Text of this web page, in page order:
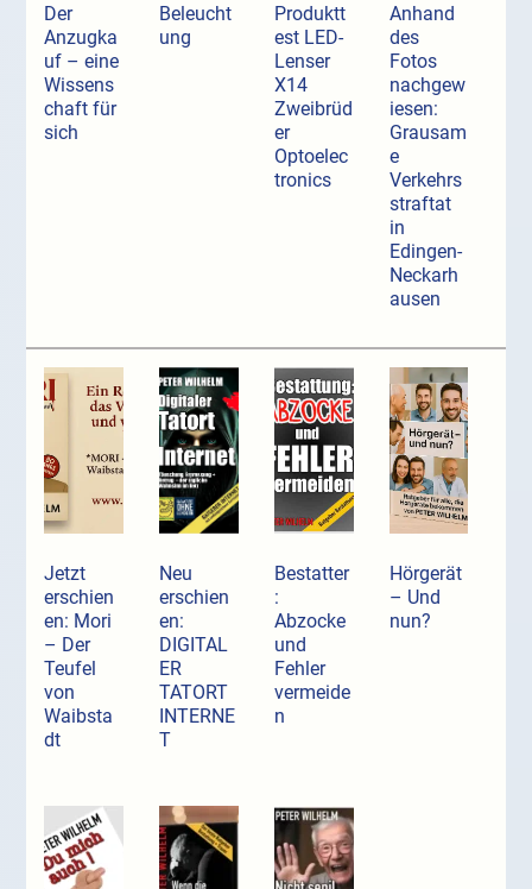
Der
Anzugka
uf ­– eine
Wissens
chaft für
sich
Beleucht
ung
Produktt
est LED-
Lenser
X14
Zweibrüd
er
Optoelec
tronics
Anhand
des
Fotos
nachgew
iesen:
Grausam
e
Verkehrs
straftat
in
Edingen-
Neckarh
ausen
Jetzt
erschien
en: Mori
– Der
Teufel
von
Waibsta
dt
Neu
erschien
en:
DIGITAL
ER
TATORT
INTERNE
T
Bestatter
:
Abzocke
und
Fehler
vermeide
n
Hörgerät
– Und
nun?